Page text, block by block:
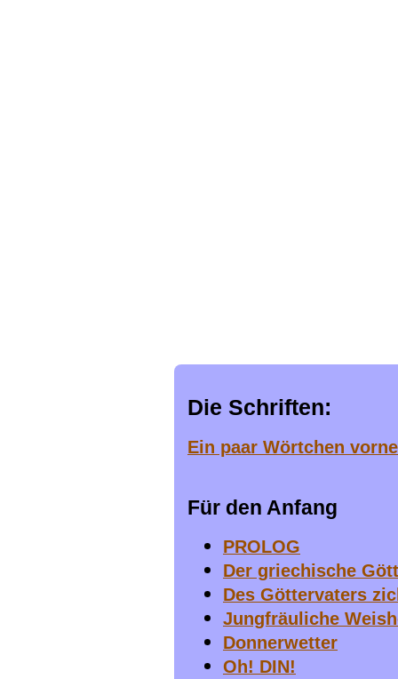
Die Schriften:
Ein paar Wörtchen
Für den Anfang
PROLOG
Der griechische
Des Göttervaters
Jungfräuliche
Donnerwetter
Oh! DIN!